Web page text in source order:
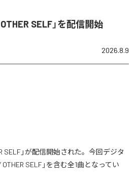
SELF」を配信開始
2026.8.9
SELF」が配信開始された。今回デジタ
SELF」を含む全1曲となってい